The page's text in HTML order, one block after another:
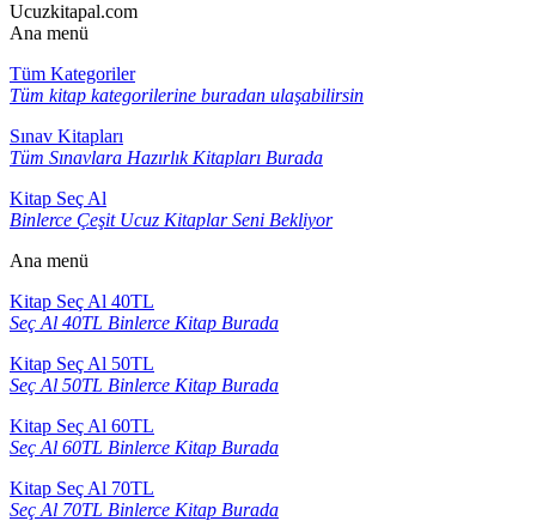
Ucuzkitapal.com
Ana menü
Tüm Kategoriler
Tüm kitap kategorilerine buradan ulaşabilirsin
Sınav Kitapları
Tüm Sınavlara Hazırlık Kitapları Burada
Kitap Seç Al
Binlerce Çeşit Ucuz Kitaplar Seni Bekliyor
Ana menü
Kitap Seç Al 40TL
Seç Al 40TL Binlerce Kitap Burada
Kitap Seç Al 50TL
Seç Al 50TL Binlerce Kitap Burada
Kitap Seç Al 60TL
Seç Al 60TL Binlerce Kitap Burada
Kitap Seç Al 70TL
Seç Al 70TL Binlerce Kitap Burada